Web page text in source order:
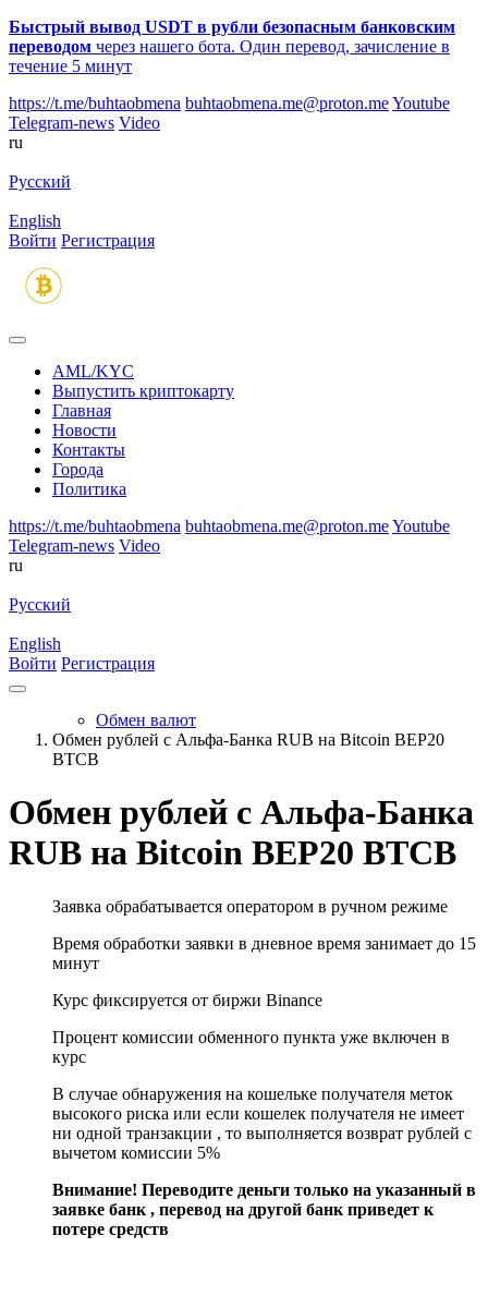
Быстрый вывод USDT в рубли безопасным банковским
переводом через нашего бота. Один перевод, зачисление в
течение 5 минут
https://t.me/buhtaobmena buhtaobmena.me@proton.meYoutube
Telegram-news Video
ru
Русский
English
Войти Регистрация
AML/KYC
Выпустить криптокарту
Главная
Новости
Контакты
Города
Политика
https://t.me/buhtaobmena buhtaobmena.me@proton.meYoutube
Telegram-news Video
ru
Русский
English
Войти Регистрация
Обмен валют
Обмен рублей с Альфа-Банка RUB на Bitcoin BEP20
BTCB
Обмен рублей с Альфа-Банка
RUB на Bitcoin BEP20 BTCB
Заявка обрабатывается оператором в ручном режиме
Время обработки заявки в дневное время занимает до 15
минут
Курс фиксируется от биржи Binance
Процент комиссии обменного пункта уже включен в
курс
В случае обнаружения на кошельке получателя меток
высокого риска или если кошелек получателя не имеет
ни одной транзакции , то выполняется возврат рублей с
вычетом комиссии 5%
Внимание! Переводите деньги только на указанный в
заявке банк , перевод на другой банк приведет к
потере средств